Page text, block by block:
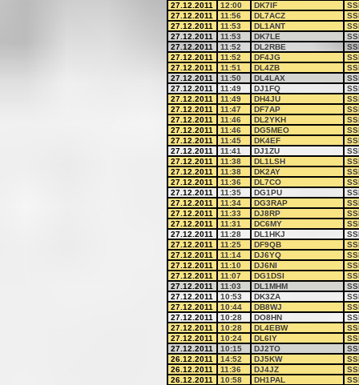
27.12.2011
12:00 DK7IF
27.12.2011
11:56 DL7ACZ
27.12.2011
11:53 DL1ANT
27.12.2011
11:53 DK7LE
27.12.2011
11:52 DL2RBE
27.12.2011
11:52 DF4JG
27.12.2011
11:51 DL4ZB
27.12.2011
11:50 DL4LAX
27.12.2011
11:49 DJ1FQ
27.12.2011
11:49 DH4JU
27.12.2011
11:47 DF7AP
27.12.2011
11:46 DL2YKH
27.12.2011
11:46 DG5MEO
27.12.2011
11:45 DK4EF
27.12.2011
11:41 DJ1ZU
27.12.2011
11:38 DL1LSH
27.12.2011
11:38 DK2AY
27.12.2011
11:36 DL7CO
27.12.2011
11:35 DG1PU
27.12.2011
11:34 DG3RAP
27.12.2011
11:33 DJ8RP
27.12.2011
11:31 DC6MY
27.12.2011
11:28 DL1HKJ
27.12.2011
11:25 DF9QB
27.12.2011
11:14 DJ6YQ
27.12.2011
11:10 DJ6NI
27.12.2011
11:07 DG1DSI
27.12.2011
11:03 DL1MHM
27.12.2011
10:53 DK3ZA
27.12.2011
10:44 DB8WJ
27.12.2011
10:28 DO8HN
27.12.2011
10:28 DL4EBW
27.12.2011
10:24 DL6IY
27.12.2011
10:15 DJ2TO
26.12.2011
14:52 DJ5KW
26.12.2011
11:36 DJ4JZ
26.12.2011
10:58 DH1PAL